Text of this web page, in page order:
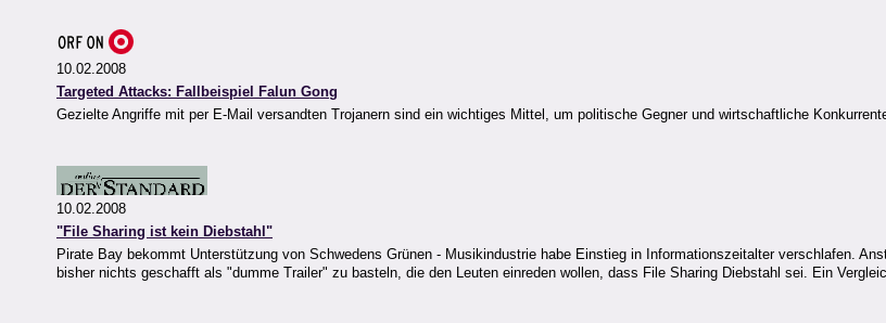
10.02.2008
Targeted Attacks: Fallbeispiel Falun Gong
Gezielte Angriffe mit per E-Mail versandten Trojanern sind ein wichtiges Mittel, um politische Gegner und wirtschaftliche
10.02.2008
"File Sharing ist kein Diebstahl"
Pirate Bay bekommt Unterstützung von Schwedens Grünen - Musikindustrie habe Einstieg in Informationszeitalter verschlafen.
bisher nichts geschafft als "dumme Trailer" zu basteln, die den Leuten einreden wollen, dass File Sharing Diebstahl sei. Ein